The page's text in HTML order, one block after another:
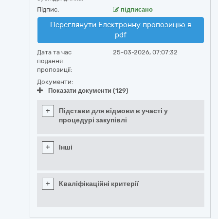
Підпис: підписано
Переглянути Електронну пропозицію в
pdf
Дата та час
подання
пропозиції:
25-03-2026, 07:07:32
Документи:
Показати документи (129)
+
Підстави для відмови в участі у
процедурі закупівлі
+ Інші
+ Кваліфікаційні критерії